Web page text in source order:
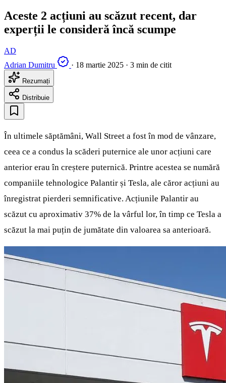
Aceste 2 acțiuni au scăzut recent, dar
experții le consideră încă scumpe
AD
Adrian Dumitru
· 18 martie 2025 · 3 min de citit
Rezumați
Distribuie
În ultimele săptămâni, Wall Street a fost în mod de vânzare,
ceea ce a condus la scăderi puternice ale unor acțiuni care
anterior erau în creștere puternică. Printre acestea se numără
companiile tehnologice Palantir și Tesla, ale căror acțiuni au
înregistrat pierderi semnificative. Acțiunile Palantir au
scăzut cu aproximativ 37% de la vârful lor, în timp ce Tesla a
scăzut la mai puțin de jumătate din valoarea sa anterioară.